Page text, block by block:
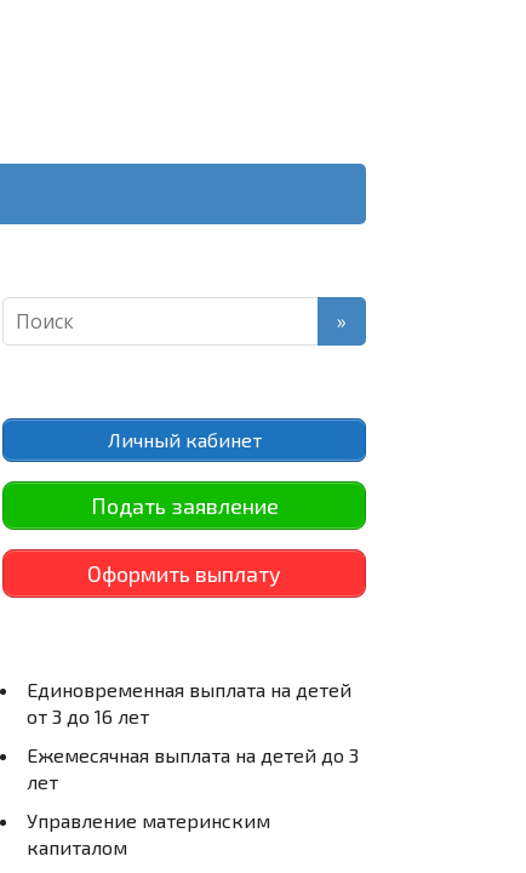
Личный кабинет
Подать заявление
Оформить выплату
Единовременная выплата на детей
от 3 до 16 лет
Ежемесячная выплата на детей до 3
лет
Управление материнским
капиталом